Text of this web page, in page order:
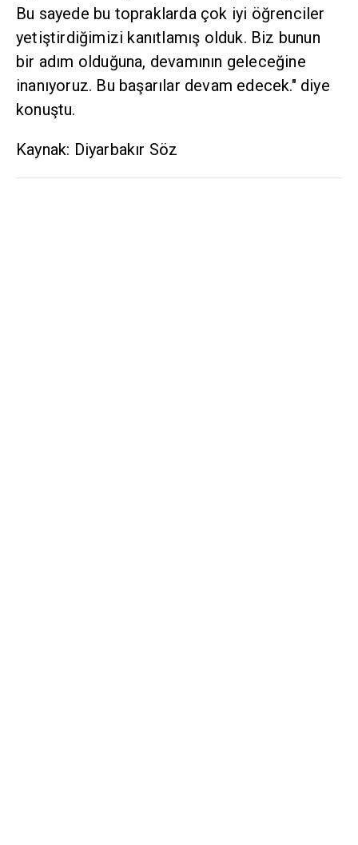
Bu sayede bu topraklarda çok iyi öğrenciler
yetiştirdiğimizi kanıtlamış olduk. Biz bunun
bir adım olduğuna, devamının geleceğine
inanıyoruz. Bu başarılar devam edecek." diye
konuştu.
Kaynak: Diyarbakır Söz